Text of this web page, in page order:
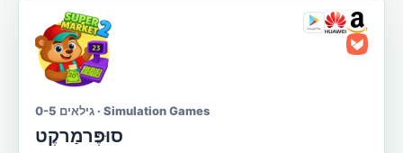
גילאים 0-5 · Simulation Games
סוּפֶּרמַרקֶט